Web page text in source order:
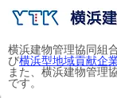
横浜建物管理協同組合
び横浜型地域貢献企
また、横浜建物管理
です。